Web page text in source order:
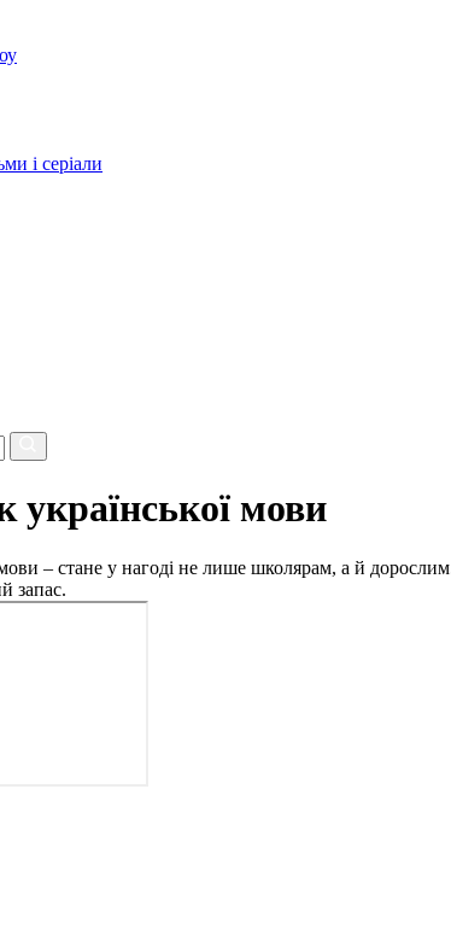
і серіали
української мови
– стане у нагоді не лише школярам, а й
запас.